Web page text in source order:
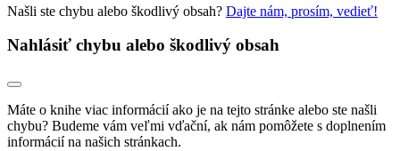
Našli ste chybu alebo škodlivý obsah? Dajte nám, prosím, vedieť!
Nahlásiť chybu alebo škodlivý obsah
Máte o knihe viac informácií ako je na tejto stránke alebo ste našli
chybu? Budeme vám veľmi vďační, ak nám pomôžete s doplnením
informácií na našich stránkach.